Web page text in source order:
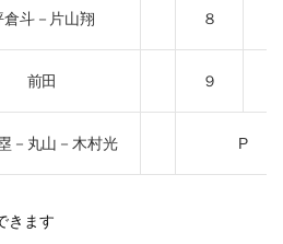
倉斗－片山翔 ８
前田 ９
－丸山－木村光 P
きます